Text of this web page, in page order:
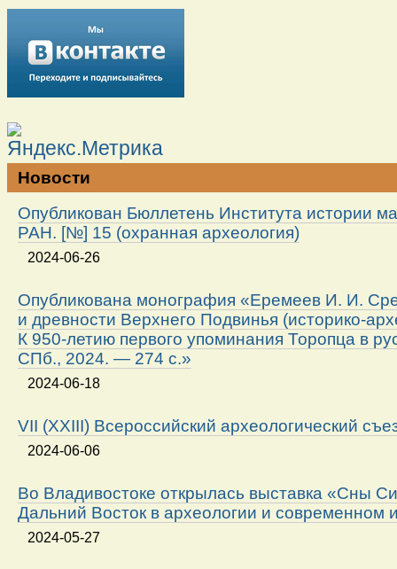
Новости
Опубликован Бюллетень Института истории
РАН. [№] 15 (охранная археология)
2024-06-26
Опубликована монография «Еремеев И. И.
и древности Верхнего Подвинья (историко-
К 950-летию первого упоминания Торопца в
СПб., 2024. — 274 с.»
2024-06-18
VII (XXIII) Всероссийский археологический
2024-06-06
Во Владивостоке открылась выставка «Сны
Дальний Восток в археологии и современном
2024-05-27